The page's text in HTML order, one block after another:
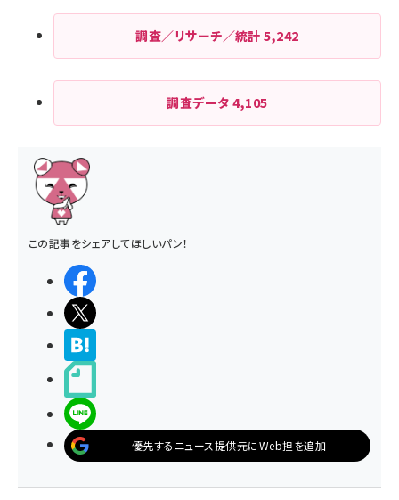
調査／リサーチ／統計5,242
調査データ4,105
この記事をシェアしてほしいパン！
優先するニュース提供元にWeb担を追加